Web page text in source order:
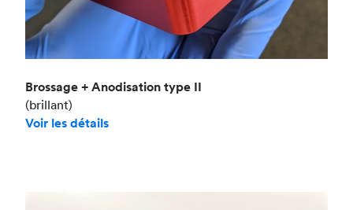
Brossage + Anodisation type II
(brillant)
Voir les détails